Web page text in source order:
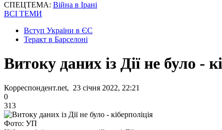
СПЕЦТЕМА: Війна в Ірані
ВСІ ТЕМИ
Вступ України в ЄС
Теракт в Барселоні
Витоку даних із Дії не було -
Корреспондент.net, 23 січня 2022, 22:21
0
313
Фото: УП